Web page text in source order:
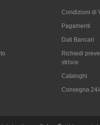
Condizioni di
Pagamenti
Dati Bancari
Richiedi
strisce
Cataloghi
Consegna 24/